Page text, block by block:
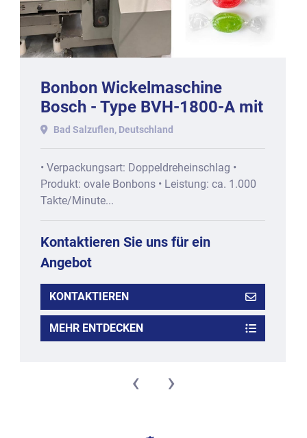
Bonbon Wickelmaschine
Bosch - Type BVH-1800-A mit
circa 1000 Stck/min
Bad Salzuflen, Deutschland
• Verpackungsart: Doppeldreheinschlag •
Produkt: ovale Bonbons • Leistung: ca. 1.000
Takte/Minute...
Kontaktieren Sie uns für ein
Angebot
KONTAKTIEREN
MEHR ENTDECKEN
‹ ›